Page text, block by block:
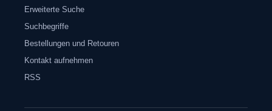
Erweiterte Suche
Suchbegriffe
Bestellungen und Retouren
Kontakt aufnehmen
RSS